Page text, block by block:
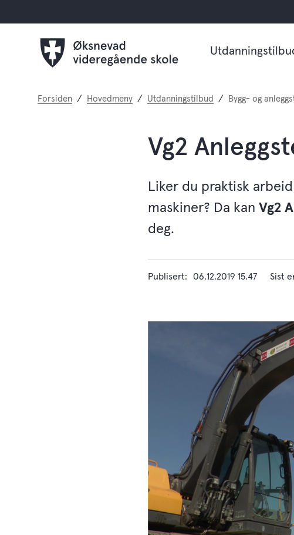
Du
Forsiden Hovedmeny Utdanningstilbud Bygg- og
Vg2
Liker du praktisk
maskiner? Da kan Vg2
deg.
Publisert 06.12.2019 15.47 Sist